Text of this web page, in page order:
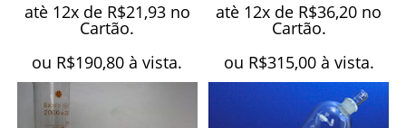
atè 12x de R$21,93 no
Cartão.
ou R$190,80 à vista.
atè 12x de R$36,20 no
Cartão.
ou R$315,00 à vista.